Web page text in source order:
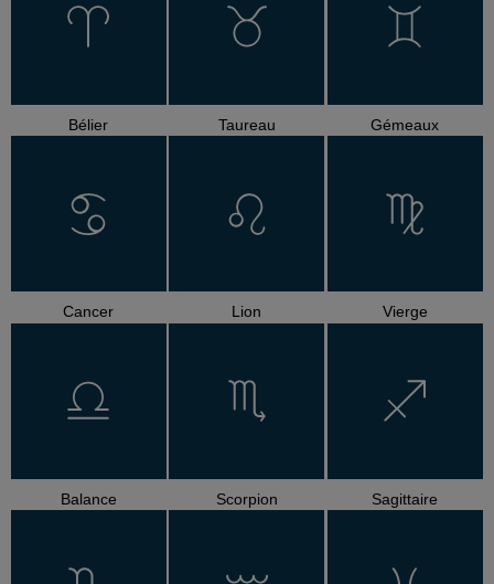
Bélier Taureau Gémeaux
Cancer Lion Vierge
Balance Scorpion Sagittaire